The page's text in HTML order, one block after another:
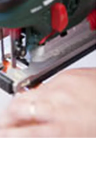
primero has de
Hogarmanía.